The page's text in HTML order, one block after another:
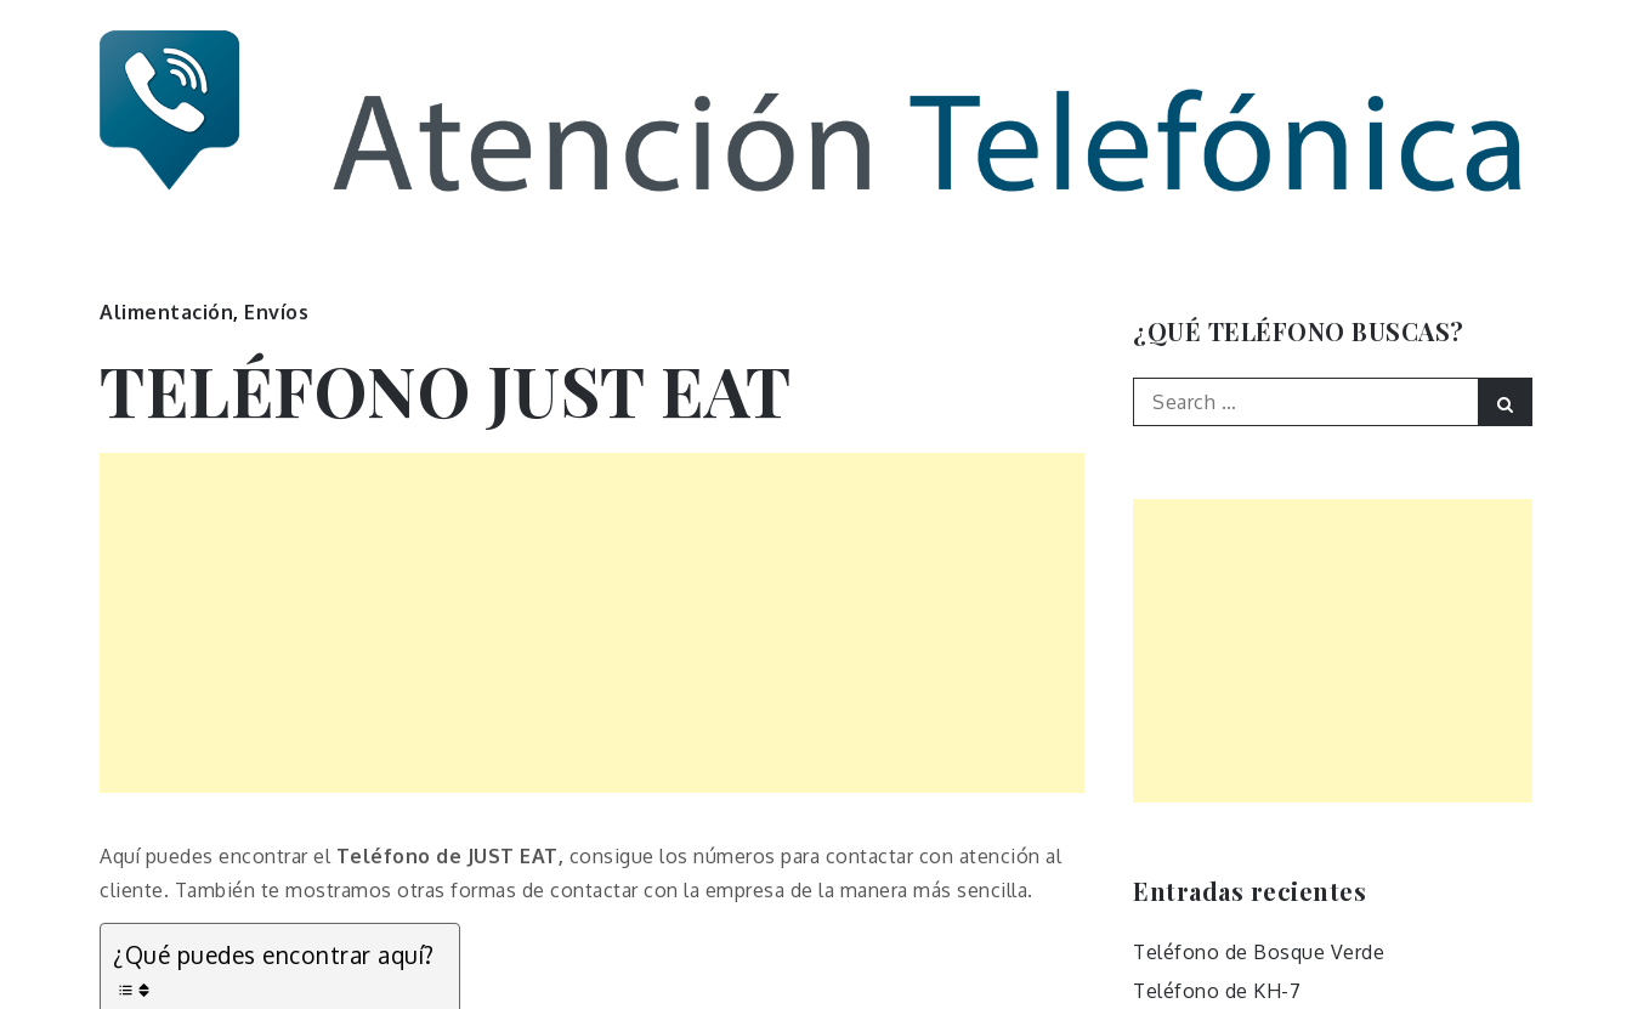
Numero de Información
Alimentación, Envíos
TELÉFONO JUST EAT
Aquí puedes encontrar elTeléfono de JUST EAT, consigue los números para contactar con atención al
cliente. También te mostramos otras formas de contactar con la empresa de la manera más sencilla.
¿Qué puedes encontrar aquí?
¿QUÉ TELÉFONO BUSCAS?
Search
for:
Entradas recientes
Teléfono de Bosque Verde
Teléfono de KH-7